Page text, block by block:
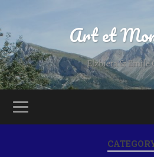
Art et
Elzbieta & Emile